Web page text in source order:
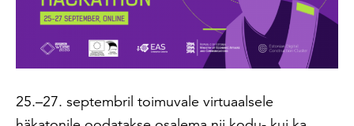
25.–27. septembril toimuvale virtuaalsele